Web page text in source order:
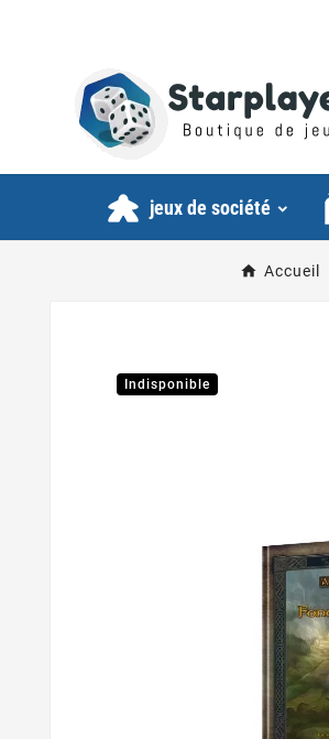
jeux de société
Accueil
Indisponible